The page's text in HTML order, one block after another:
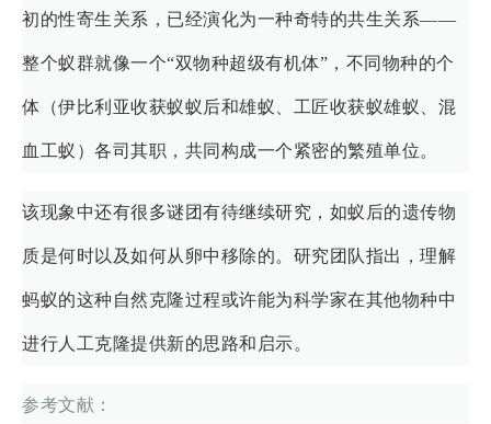
初的性寄生关系，已经演化为一种奇特的共生关系——
整个蚁群就像一个“双物种超级有机体”，不同物种的个
体（伊比利亚收获蚁蚁后和雄蚁、工匠收获蚁雄蚁、混
血工蚁）各司其职，共同构成一个紧密的繁殖单位。
该现象中还有很多谜团有待继续研究，如蚁后的遗传物
质是何时以及如何从卵中移除的。研究团队指出，理解
蚂蚁的这种自然克隆过程或许能为科学家在其他物种中
进行人工克隆提供新的思路和启示。
参考文献：